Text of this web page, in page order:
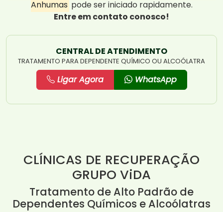
Anhumas pode ser iniciado rapidamente.
Entre em contato conosco!
CENTRAL DE ATENDIMENTO
TRATAMENTO PARA DEPENDENTE QUÍMICO OU ALCOÓLATRA
Ligar Agora WhatsApp
CLÍNICAS DE RECUPERAÇÃO
GRUPO ViDA
Tratamento de Alto Padrão de
Dependentes Químicos e Alcoólatras